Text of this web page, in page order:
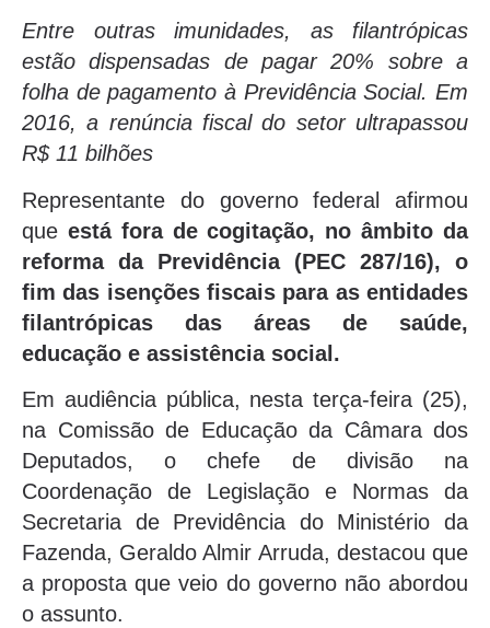
Entre outras imunidades, as filantrópicas
estão dispensadas de pagar 20% sobre a
folha de pagamento à Previdência Social. Em
2016, a renúncia fiscal do setor ultrapassou
R$ 11 bilhões
Representante do governo federal afirmou
que está fora de cogitação, no âmbito da
reforma da Previdência (PEC 287/16), o
fim das isenções fiscais para as entidades
filantrópicas das áreas de saúde,
educação e assistência social.
Em audiência pública, nesta terça-feira (25),
na Comissão de Educação da Câmara dos
Deputados, o chefe de divisão na
Coordenação de Legislação e Normas da
Secretaria de Previdência do Ministério da
Fazenda, Geraldo Almir Arruda, destacou que
a proposta que veio do governo não abordou
o assunto.